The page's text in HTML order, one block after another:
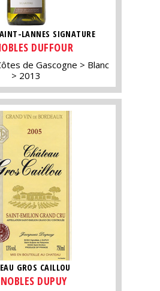
LANNES SIGNATURE
DUFFOUR
de Gascogne
Blanc
2013
GROS CAILLOU
DUPUY